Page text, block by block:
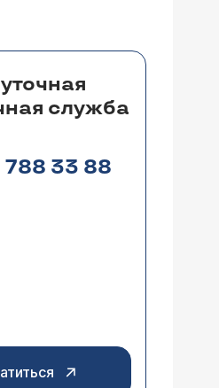
служба
788 33 88